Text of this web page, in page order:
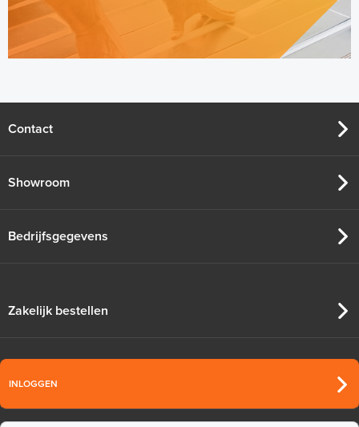
Contact
Showroom
Bedrijfsgegevens
Zakelijk bestellen
INLOGGEN